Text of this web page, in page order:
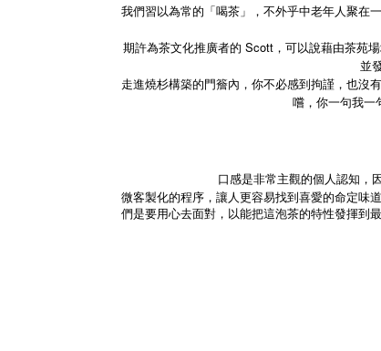
我們習以為常的「喝茶」，不外乎中老年人聚在
期許為茶文化推廣者的 Scott，可以說藉由茶苑
並
走進燒杉構築的門簷內，你不必感到拘謹，也沒
嚐，你一句我一
口感是非常主觀的個人認知，
微客製化的程序，讓人更容易找到喜愛的命定味
們是要用心去面對，以能把這泡茶的特性發揮到